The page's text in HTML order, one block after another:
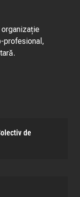
organizație
profesional,
de